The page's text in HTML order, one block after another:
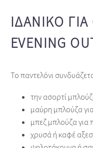
ΙΔΑΝΙΚΌ ΓΙΑ
EVENING
Το παντελόνι
την ασορτί
μαύρη μπλούζα
μπεζ μπλούζα για
χρυσά ή καφέ